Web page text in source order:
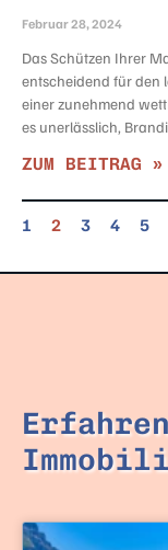
Februar 28, 2024
Das Schützen Ihrer
entscheidend für den
einer zunehmend
es unerlässlich,
ZUM BEITRAG »
1 2 3 4 5